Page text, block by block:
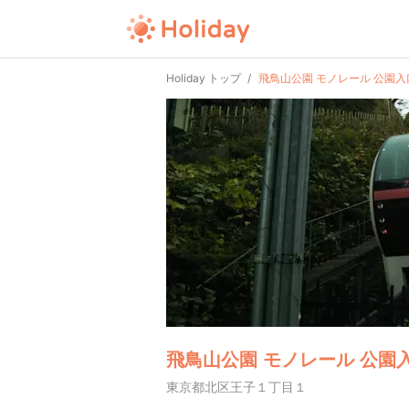
Holiday トップ 飛鳥山公園 モノレール 公園入
飛鳥山公園 モノレール 公園
東京都北区王子１丁目１